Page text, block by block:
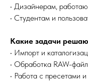
• Дизайнерам,
• Студентам и
Какие задачи
• Импорт и
• Обработка RAW-
• Работа с пресетами